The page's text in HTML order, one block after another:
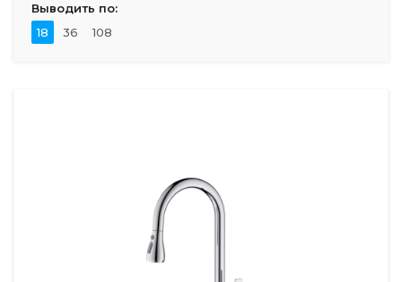
Выводить по:
18
36 108